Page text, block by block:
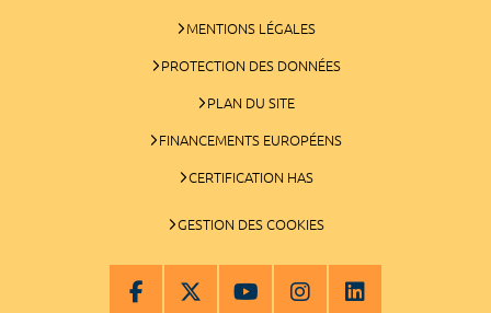
MENTIONS LÉGALES
PROTECTION DES DONNÉES
PLAN DU SITE
FINANCEMENTS EUROPÉENS
CERTIFICATION HAS
GESTION DES COOKIES